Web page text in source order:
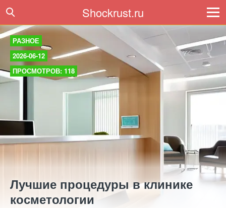
Shockrust.ru
РАЗНОЕ
2026-06-12
ПРОСМОТРОВ: 118
Лучшие процедуры в клинике
косметологии